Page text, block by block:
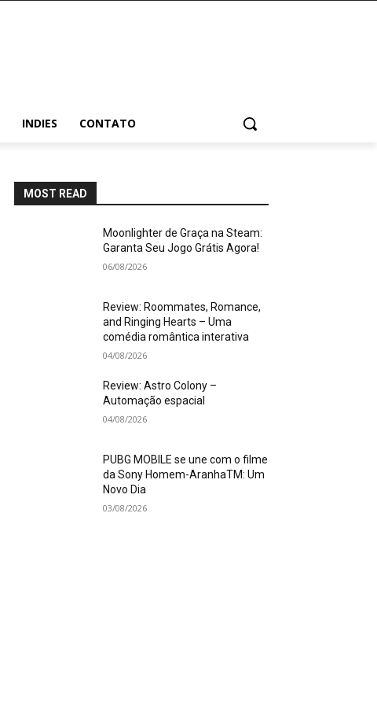
INDIES CONTATO
MOST READ
Moonlighter de Graça na Steam:
Garanta Seu Jogo Grátis Agora!
06/08/2026
Review: Roommates, Romance,
and Ringing Hearts – Uma
comédia romântica interativa
04/08/2026
Review: Astro Colony –
Automação espacial
04/08/2026
PUBG MOBILE se une com o filme
da Sony Homem-AranhaTM: Um
Novo Dia
03/08/2026